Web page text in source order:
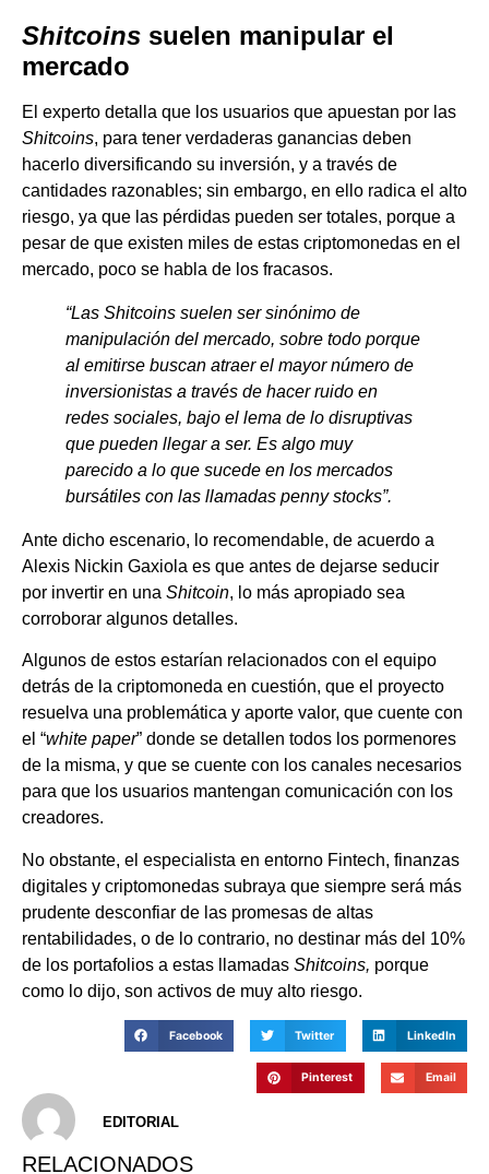
Shitcoins suelen manipular el
mercado
El experto detalla que los usuarios que apuestan por las
Shitcoins, para tener verdaderas ganancias deben
hacerlo diversificando su inversión, y a través de
cantidades razonables; sin embargo, en ello radica el alto
riesgo, ya que las pérdidas pueden ser totales, porque a
pesar de que existen miles de estas criptomonedas en el
mercado, poco se habla de los fracasos.
“Las Shitcoins suelen ser sinónimo de
manipulación del mercado, sobre todo porque
al emitirse buscan atraer el mayor número de
inversionistas a través de hacer ruido en
redes sociales, bajo el lema de lo disruptivas
que pueden llegar a ser. Es algo muy
parecido a lo que sucede en los mercados
bursátiles con las llamadas penny stocks”.
Ante dicho escenario, lo recomendable, de acuerdo a
Alexis Nickin Gaxiola es que antes de dejarse seducir
por invertir en una Shitcoin, lo más apropiado sea
corroborar algunos detalles.
Algunos de estos estarían relacionados con el equipo
detrás de la criptomoneda en cuestión, que el proyecto
resuelva una problemática y aporte valor, que cuente con
el “white paper” donde se detallen todos los pormenores
de la misma, y que se cuente con los canales necesarios
para que los usuarios mantengan comunicación con los
creadores.
No obstante, el especialista en entorno Fintech, finanzas
digitales y criptomonedas subraya que siempre será más
prudente desconfiar de las promesas de altas
rentabilidades, o de lo contrario, no destinar más del 10%
de los portafolios a estas llamadas Shitcoins, porque
como lo dijo, son activos de muy alto riesgo.
Facebook Twitter LinkedIn
Pinterest Email
EDITORIAL
RELACIONADOS